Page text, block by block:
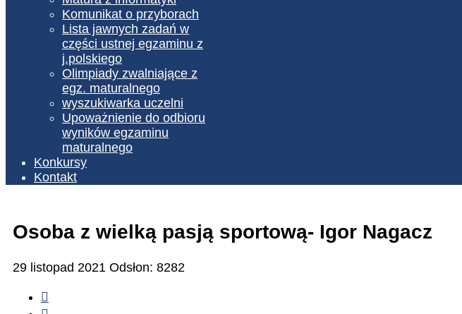
Komunikat o przyborach
Lista jawnych zadań w
części ustnej egzaminu z
j.polskiego
Olimpiady zwalniające z
egz. maturalnego
wyszukiwarka uczelni
Upoważnienie do odbioru
wyników egzaminu
maturalnego
Konkursy
Kontakt
Osoba z wielką pasją sportową- Igor Nagacz
29 listopad 2021 Odsłon: 8282